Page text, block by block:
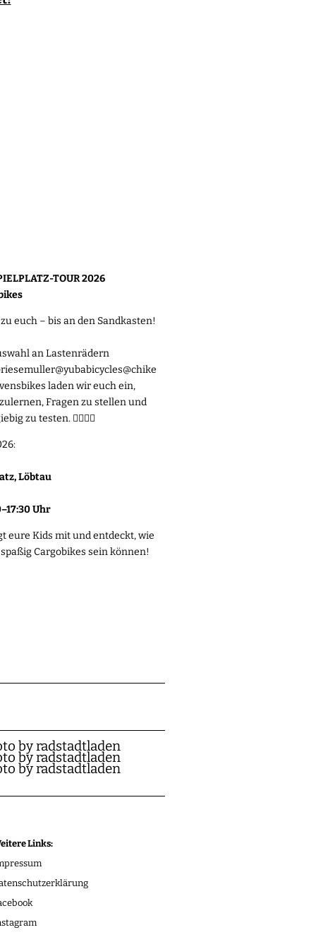
TOUR 2026
euch – bis an den Sandkasten!
an Lastenrädern
@yubabicycles@chike
laden wir euch ein,
Fragen zu stellen und
zu testen. 🚴‍♀️🚴‍♂️
Löbtau
Uhr
eure Kids mit und entdeckt, wie
Cargobikes sein können!
Links: